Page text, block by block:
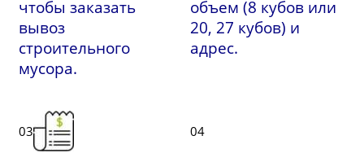
чтобы заказать
вывоз
строительного
мусора.
объем (8 кубов или
20, 27 кубов) и
адрес.
03 04